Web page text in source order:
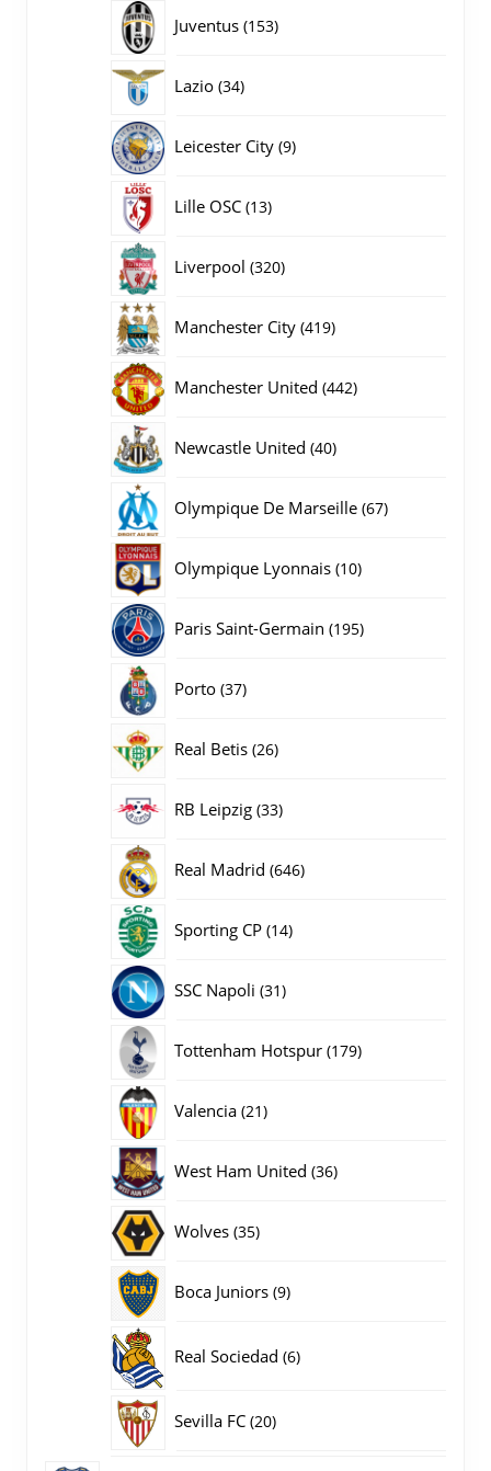
Juventus 153153
Lazio 3434
Leicester City 99
Lille OSC 1313
Liverpool 320320
Manchester City 419419
Manchester United 442442
Newcastle United 4040
Olympique De Marseille 6767
Olympique Lyonnais 1010
Paris Saint-Germain 195195
Porto 3737
Real Betis 2626
RB Leipzig 3333
Real Madrid 646646
Sporting CP 1414
SSC Napoli 3131
Tottenham Hotspur 179179
Valencia 2121
West Ham United 3636
Wolves 3535
Boca Juniors 99
Real Sociedad 66
Sevilla FC 2020